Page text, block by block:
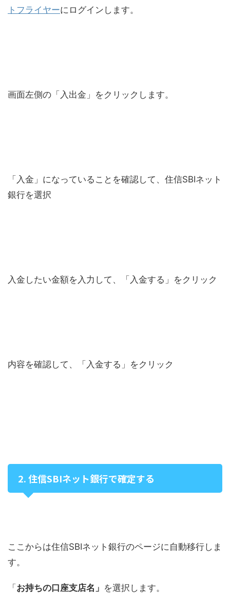
トフライヤーにログインします。
画面左側の「入出金」をクリックします。
「入金」になっていることを確認して、住信SBIネット
銀行を選択
入金したい金額を入力して、「入金する」をクリック
内容を確認して、「入金する」をクリック
2. 住信SBIネット銀行で確定する
ここからは住信SBIネット銀行のページに自動移行しま
す。
「お持ちの口座支店名」 を選択します。